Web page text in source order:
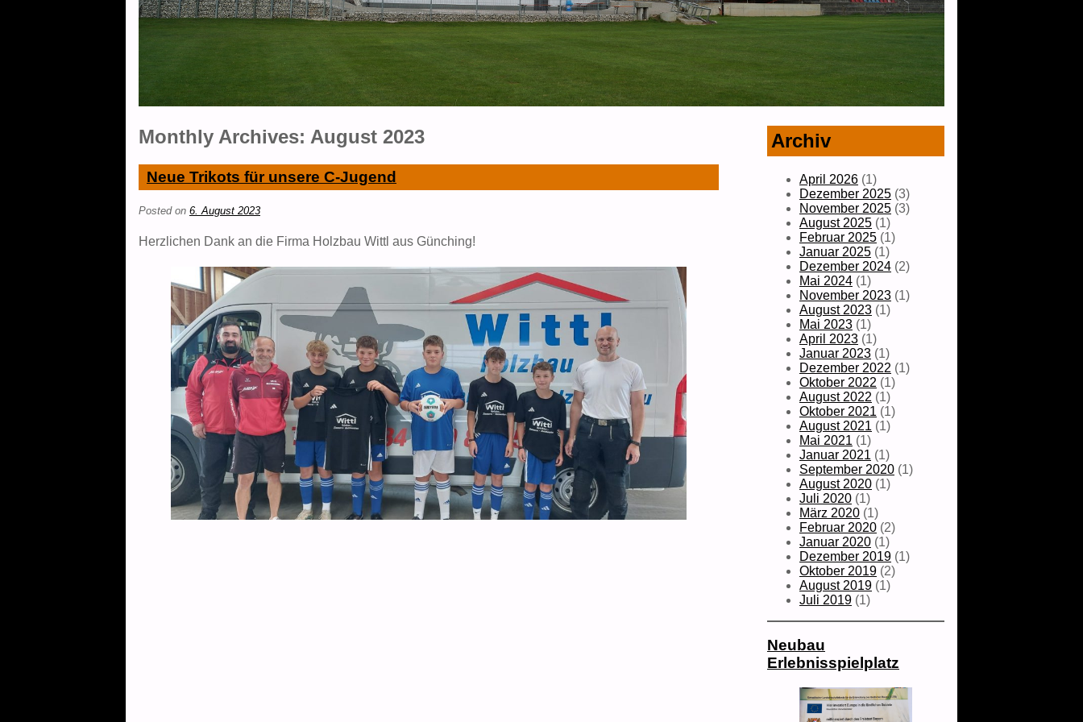
Monthly Archives: August 2023
Neue Trikots für unsere C-Jugend
Posted on 6. August 2023
Herzlichen Dank an die Firma Holzbau Wittl aus Günching!
Archiv
April 2026 (1)
Dezember 2025 (3)
November 2025 (3)
August 2025 (1)
Februar 2025 (1)
Januar 2025 (1)
Dezember 2024 (2)
Mai 2024 (1)
November 2023 (1)
August 2023 (1)
Mai 2023 (1)
April 2023 (1)
Januar 2023 (1)
Dezember 2022 (1)
Oktober 2022 (1)
August 2022 (1)
Oktober 2021 (1)
August 2021 (1)
Mai 2021 (1)
Januar 2021 (1)
September 2020 (1)
August 2020 (1)
Juli 2020 (1)
März 2020 (1)
Februar 2020 (2)
Januar 2020 (1)
Dezember 2019 (1)
Oktober 2019 (2)
August 2019 (1)
Juli 2019 (1)
Neubau
Erlebnisspielplatz